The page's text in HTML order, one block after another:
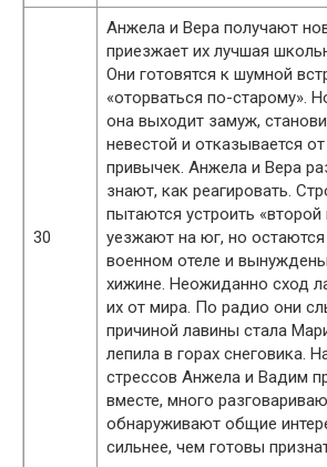
30
Анжела и Вера получают
приезжает их лучшая
Они готовятся к шумной
«оторваться по-старому».
она выходит замуж,
невестой и отказывается
привычек. Анжела и Вера
знают, как реагировать.
пытаются устроить
уезжают на юг, но
военном отеле и
хижине. Неожиданно сход
их от мира. По радио они
причиной лавины стала
лепила в горах снеговика.
стрессов Анжела и Вадим
вместе, много
обнаруживают общие
сильнее, чем готовы